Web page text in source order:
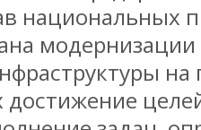
национальных
на